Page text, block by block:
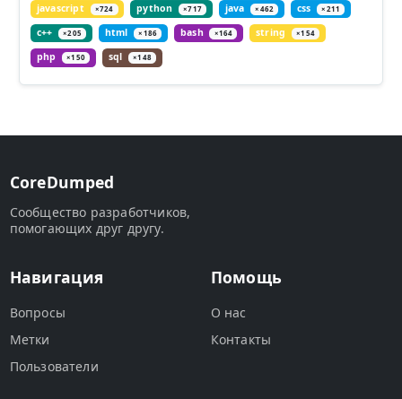
javascript ×724 python ×717 java ×462 css ×211
c++ ×205 html ×186 bash ×164 string ×154
php ×150 sql ×148
CoreDumped
Сообщество разработчиков,
помогающих друг другу.
Навигация
Вопросы
Метки
Пользователи
Помощь
О нас
Контакты